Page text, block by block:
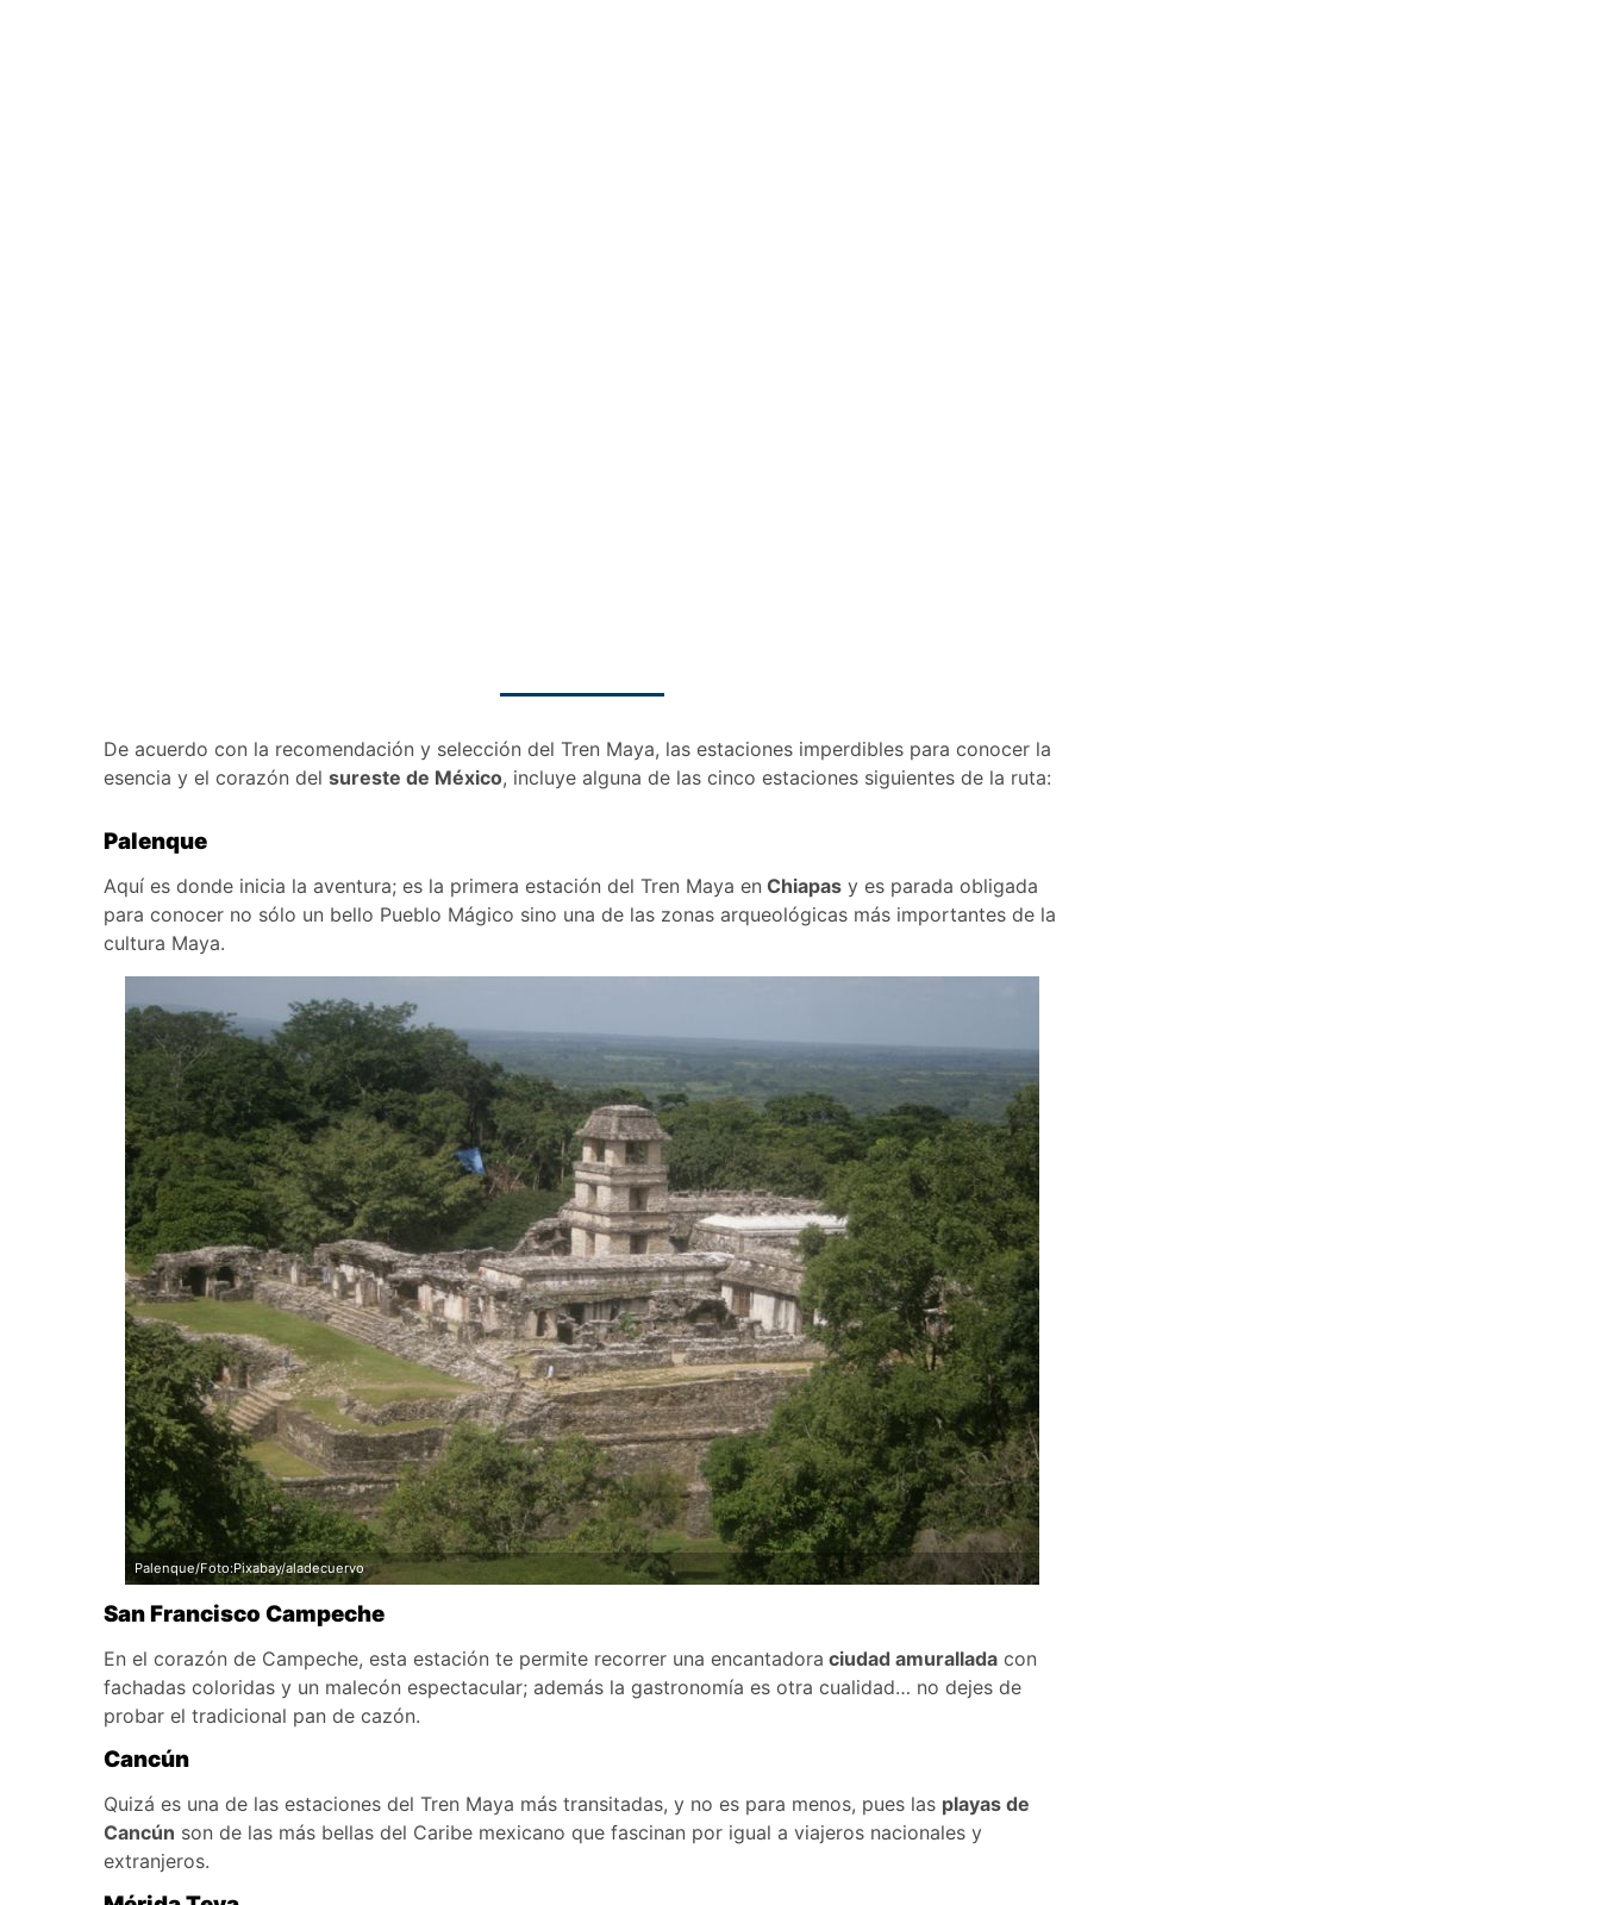
De acuerdo con la recomendación y selección del Tren Maya, las estaciones imperdibles para conocer la
esencia y el corazón del sureste de México, incluye alguna de las cinco estaciones siguientes de la ruta:
Palenque
Aquí es donde inicia la aventura; es la primera estación del Tren Maya en Chiapas y es parada obligada
para conocer no sólo un bello Pueblo Mágico sino una de las zonas arqueológicas más importantes de la
cultura Maya.
Palenque/Foto:Pixabay/aladecuervo
San Francisco Campeche
En el corazón de Campeche, esta estación te permite recorrer una encantadora ciudad amurallada con
fachadas coloridas y un malecón espectacular; además la gastronomía es otra cualidad… no dejes de
probar el tradicional pan de cazón.
Cancún
Quizá es una de las estaciones del Tren Maya más transitadas, y no es para menos, pues las playas de
Cancún son de las más bellas del Caribe mexicano que fascinan por igual a viajeros nacionales y
extranjeros.